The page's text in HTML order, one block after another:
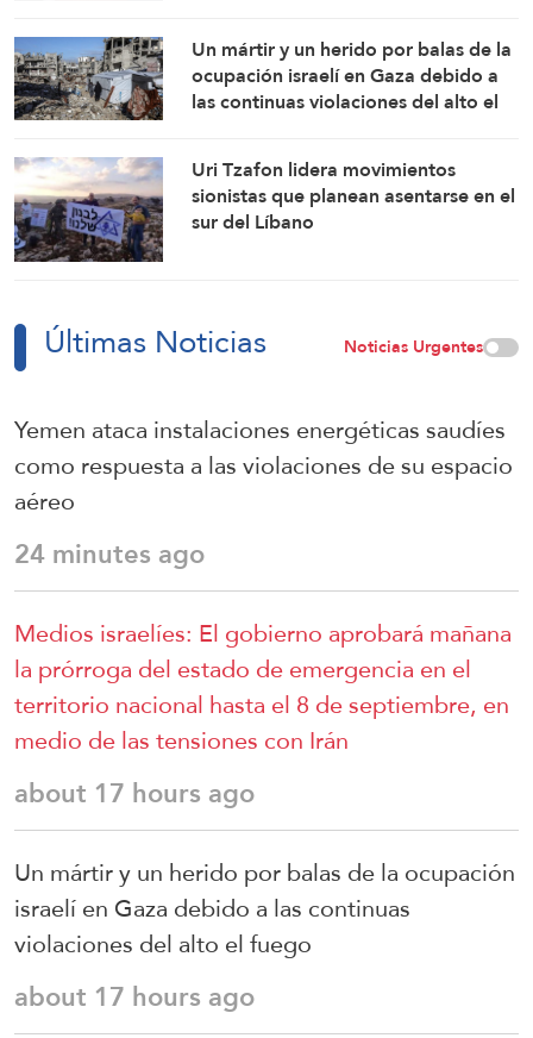
Un mártir y un herido por balas de la
ocupación israelí en Gaza debido a
las continuas violaciones del alto el
Uri Tzafon lidera movimientos
sionistas que planean asentarse en el
sur del Líbano
Últimas Noticias Noticias Urgentes
Yemen ataca instalaciones energéticas saudíes
como respuesta a las violaciones de su espacio
aéreo
24 minutes ago
Medios israelíes: El gobierno aprobará mañana
la prórroga del estado de emergencia en el
territorio nacional hasta el 8 de septiembre, en
medio de las tensiones con Irán
about 17 hours ago
Un mártir y un herido por balas de la ocupación
israelí en Gaza debido a las continuas
violaciones del alto el fuego
about 17 hours ago